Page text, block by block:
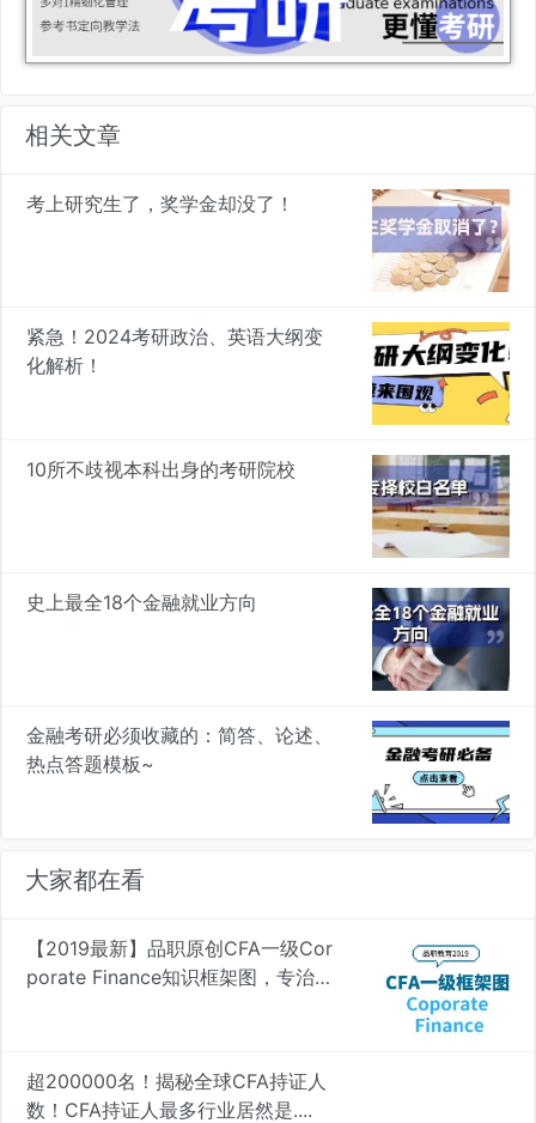
相关文章
考上研究生了，奖学金却没了！
紧急！2024考研政治、英语大纲变
化解析！
10所不歧视本科出身的考研院校
史上最全18个金融就业方向
金融考研必须收藏的：简答、论述、
热点答题模板~
大家都在看
【2019最新】品职原创CFA一级Cor
porate Finance知识框架图，专治遗
超200000名！揭秘全球CFA持证人
数！CFA持证人最多行业居然是....